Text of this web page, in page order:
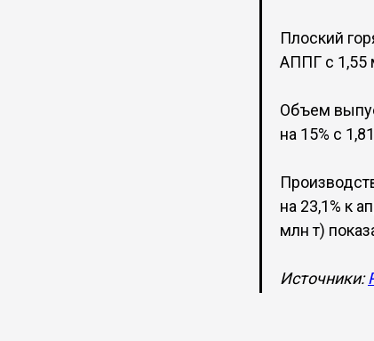
Плоский
АППГ с 1,55
Объем
на 15% с
на 23,1% к
млн т)
Источники: